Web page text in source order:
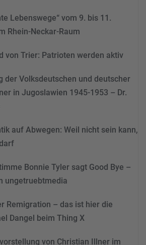
Lebenswege“ vom 9. bis 11.
Rhein-Neckar-Raum
von Trier: Patrioten werden aktiv
der Volksdeutschen und deutscher
in Jugoslawien 1945-1953 – Dr.
auf Abwegen: Weil nicht sein kann,
Bonnie Tyler sagt Good Bye –
ungetruebtmedia
Remigration – das ist hier die
Dangel beim Thing X
von Christian Illner im